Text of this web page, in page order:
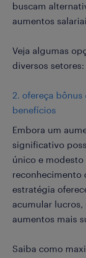
buscam
aumentos
Veja algumas
diversos setores:
2. ofereça
benefícios
Embora um
significativo
único e
reconhecimento
estratégia
acumular
aumentos mais
Saiba como